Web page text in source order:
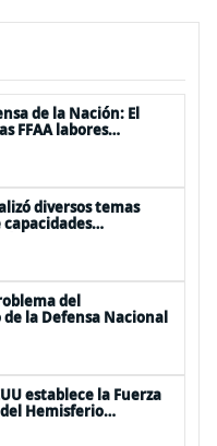
de la Nación: El
FFAA labores
diversos temas
del Consejo de
del
la Defensa Nacional
establece la Fuerza
Hemisferio
Chile